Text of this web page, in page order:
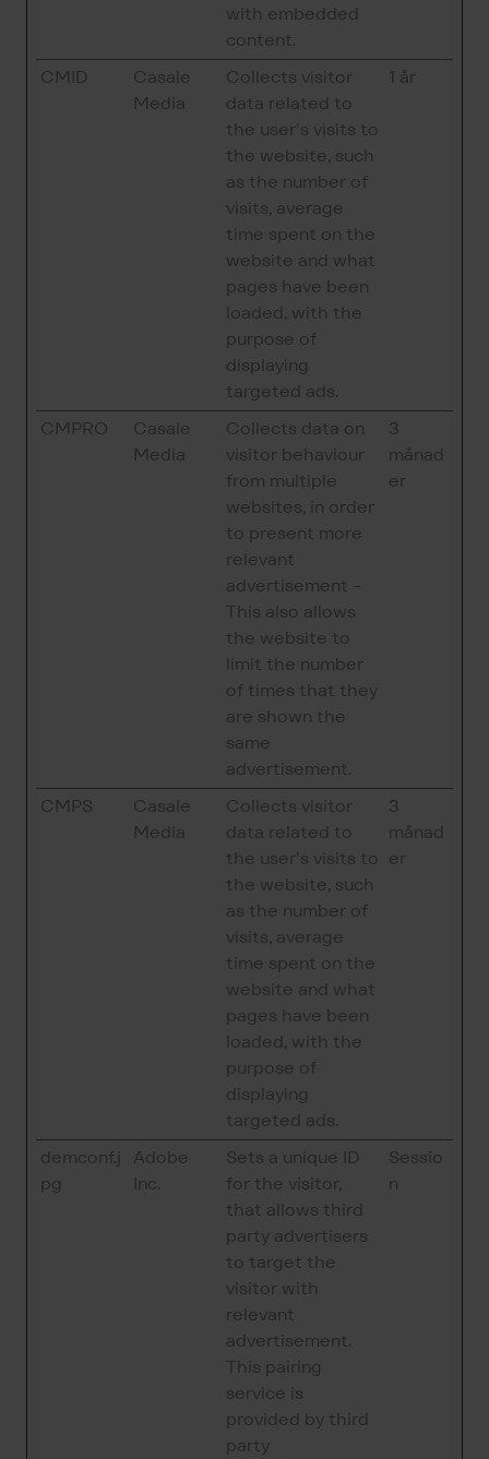
with embedded
content.
CMID
Casale
Media
Collects visitor
data related to
the user's visits to
the website, such
as the number of
visits, average
time spent on the
website and what
pages have been
loaded, with the
purpose of
displaying
targeted ads.
1 år
CMPRO
Casale
Media
Collects data on
visitor behaviour
from multiple
websites, in order
to present more
relevant
advertisement -
This also allows
the website to
limit the number
of times that they
are shown the
same
advertisement.
3
månad
er
CMPS
Casale
Media
Collects visitor
data related to
the user's visits to
the website, such
as the number of
visits, average
time spent on the
website and what
pages have been
loaded, with the
purpose of
displaying
targeted ads.
3
månad
er
demconf.j
pg
Adobe
Inc.
Sets a unique ID
for the visitor,
that allows third
party advertisers
to target the
visitor with
relevant
advertisement.
This pairing
service is
provided by third
party
Sessio
n